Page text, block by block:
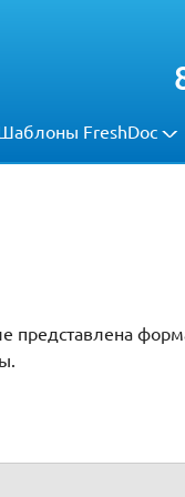
FreshDoc
представлена